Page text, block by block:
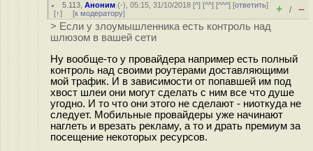
5.113 ,Аноним (-), 05:15, 31/10/2018 [^] [^^] [^^^] [ответить]
[↑] [к модератору] + / –
> Если у злоумышленника есть контроль над
шлюзом в вашей сети
Ну вообще-то у провайдера например есть полный
контроль над своими роутерами доставляющими
мой трафик. И в зависимости от попавшей им под
хвост шлеи они могут сделать с ним все что душе
угодно. И то что они этого не сделают - ниоткуда не
следует. Мобильные провайдеры уже начинают
наглеть и врезать рекламу, а то и драть премиум за
посещение некоторых ресурсов.